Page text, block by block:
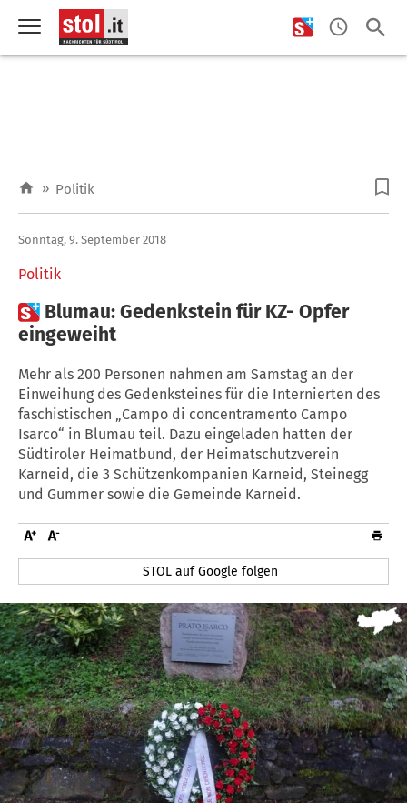
» Politik
Politik
Sonntag, 9. September 2018
 Blumau: Gedenkstein für KZ- Opfer
eingeweiht
Mehr als 200 Personen nahmen am Samstag an der
Einweihung des Gedenksteines für die Internierten des
faschistischen „Campo di concentramento Campo
Isarco“ in Blumau teil. Dazu eingeladen hatten der
Südtiroler Heimatbund, der Heimatschutzverein
Karneid, die 3 Schützenkompanien Karneid, Steinegg
und Gummer sowie die Gemeinde Karneid.
STOL auf Google folgen